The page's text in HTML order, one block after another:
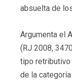
absuelta de
Argumenta el
(RJ 2008,
tipo retributivo
de la